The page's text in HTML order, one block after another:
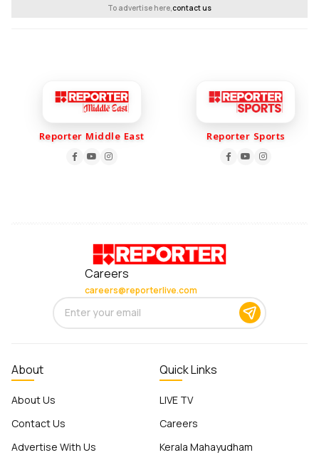
To advertise here,contact us
Reporter Middle East Reporter Sports
Careers
careers@reporterlive.com
About
About Us
Contact Us
Advertise With Us
Quick Links
LIVE TV
Careers
Kerala Mahayudham